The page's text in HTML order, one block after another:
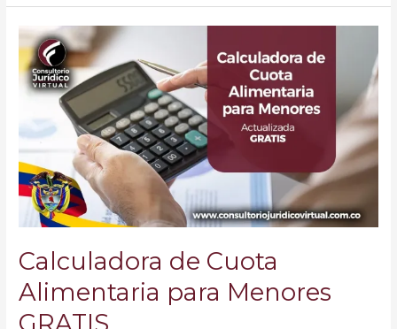
Calculadora de Cuota
Alimentaria para Menores
Calculadora
de
Cuota
Alimentaria
Menores
GRATIS